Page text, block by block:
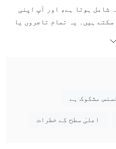
شامل ہوتا ہے، اور آپ اپنی
ہیں۔ یہ تمام تاجروں یا
HK Fortune، مکمل نام ہانگ کانگ فورچن Forex گروپ لمیٹڈ ہے،
مشکوک ہے
اعلیٰ سطح کے خطرات